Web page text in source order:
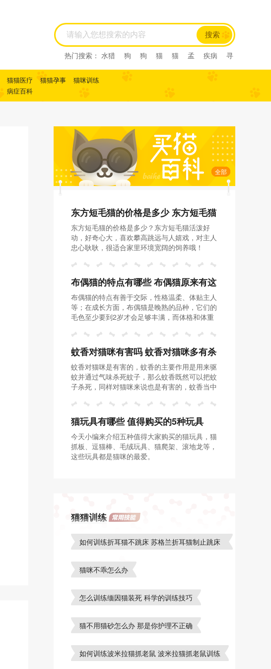
搜索
热门搜索： 水猎 狗 狗 猫 猫 孟 疾病
寻
西尼
阿比西尼
缅甸猫
猫
热带草原猫 索马里猫 索马里猫
塞尔凯
塞尔凯
土耳 土耳 雪鞋猫 雪鞋猫
英国长
毛猫
英国长毛猫 英国短毛猫 英国短毛猫
中华
田园猫
土猫 狸花猫 狸花猫 中国 中国
田
园猫
重点色短毛猫 重点色短毛猫 中国
斯
法斗
拉屎 乱拉屎 加菲 布偶 布偶
加菲
猫猫医疗 猫猫孕事
猫咪训练
病症百科
全部
东方短毛猫的价格是多少 东方短毛猫
价钱
东方短毛猫的价格是多少？东方短毛猫活泼好
动，好奇心大，喜欢攀高跳远与人嬉戏，对主人
忠心耿耿，很适合家里环境宽阔的饲养哦！
布偶猫的特点有哪些 布偶猫原来有这
么多有趣的地方
布偶猫的特点有善于交际，性格温柔、体贴主人
等；在成长方面，布偶猫是晚熟的品种，它们的
毛色至少要到2岁才会足够丰满，而体格和体重
蚊香对猫咪有害吗 蚊香对猫咪多有杀
伤力你知道吗？
蚊香对猫咪是有害的，蚊香的主要作用是用来驱
蚊并通过气味杀死蚊子，那么蚊香既然可以把蚊
子杀死，同样对猫咪来说也是有害的，蚊香当中
的神经系统，会导致猫咪死亡。
猫玩具有哪些 值得购买的5种玩具
今天小编来介绍五种值得大家购买的猫玩具，猫
抓板、逗猫棒、毛绒玩具、猫爬架、滚地龙等，
这些玩具都是猫咪的最爱。
猫猫训练
如何训练折耳猫不跳床 苏格兰折耳猫制止跳床
猫咪不乖怎么办
怎么训练缅因猫装死 科学的训练技巧
猫不用猫砂怎么办 那是你护理不正确
如何训练波米拉猫抓老鼠 波米拉猫抓老鼠训练